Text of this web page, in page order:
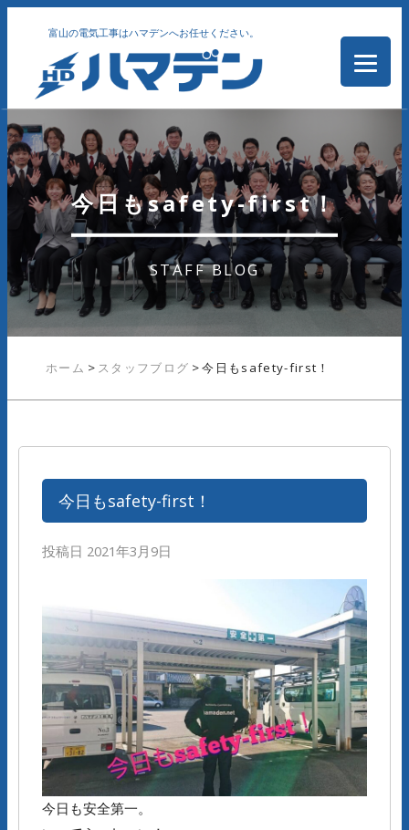
富山の電気工事はハマデンへお任せください。
今日もsafety-first！
STAFF BLOG
ホーム > スタッフブログ >今日もsafety-first！
今日もsafety-first！
投稿日 2021年3月9日
今日も安全第一。